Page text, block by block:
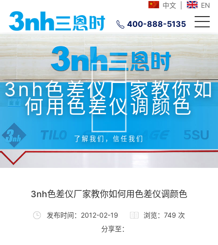
中文 EN
400-888-5135
3nh色差仪厂家教你如
何用色差仪调颜色
了解我们，信任我们
3nh色差仪厂家教你如何用色差仪调颜色
发布时间：2012-02-19
浏览：749 次
分享至：